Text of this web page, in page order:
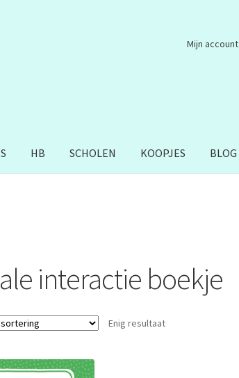
Mijn account
HB SCHOLEN KOOPJES BLOG
interactie boekje
Enig resultaat